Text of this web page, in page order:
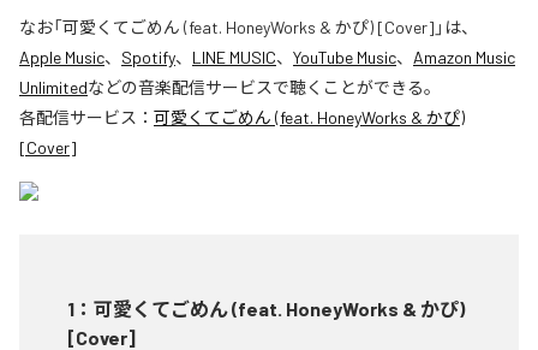
なお「可愛くてごめん (feat. HoneyWorks & かぴ) [Cover] 」は、
Apple Music、 Spotify、 LINE MUSIC、 YouTube Music、 Amazon Music
Unlimitedなどの音楽配信サービスで聴くことができる。
各配信サービス： 可愛くてごめん (feat. HoneyWorks & かぴ)
[Cover]
1 ： 可愛くてごめん (feat. HoneyWorks & かぴ)
[Cover]